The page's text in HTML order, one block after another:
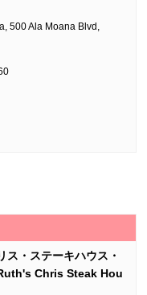
500 Ala Moana Blvd,
ス・ステーキハウス・
Chris Steak Hou